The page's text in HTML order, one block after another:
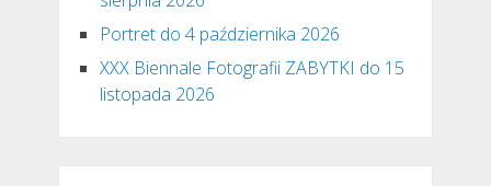
Portret do 4 października 2026
XXX Biennale Fotografii ZABYTKI do 15
listopada 2026